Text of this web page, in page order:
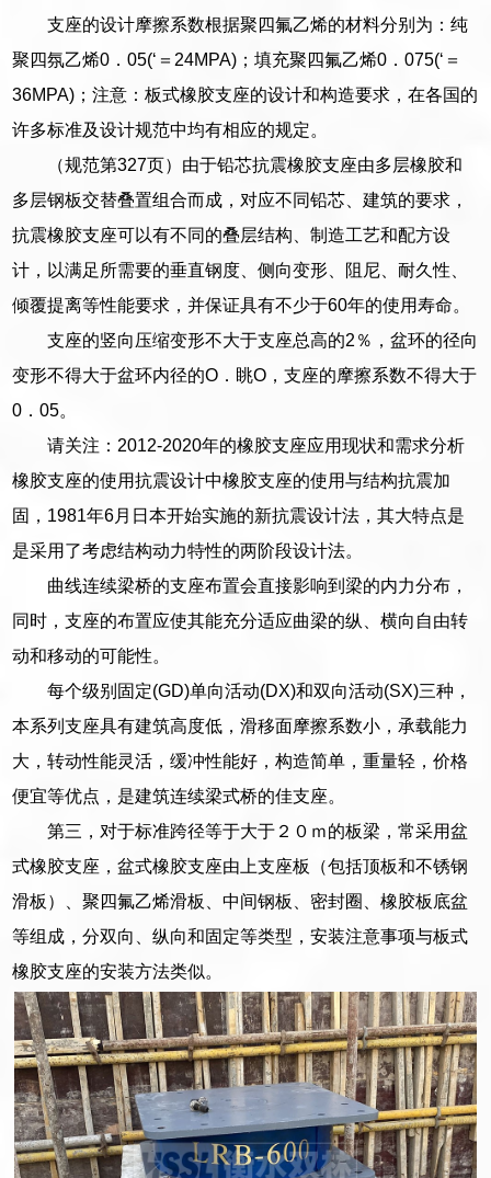
支座的设计摩擦系数根据聚四氟乙烯的材料分别为：纯
聚四氛乙烯0．05(‘＝24MPA)；填充聚四氟乙烯0．075(‘＝
36MPA)；注意：板式橡胶支座的设计和构造要求，在各国的
许多标准及设计规范中均有相应的规定。
（规范第327页）由于铅芯抗震橡胶支座由多层橡胶和
多层钢板交替叠置组合而成，对应不同铅芯、建筑的要求，
抗震橡胶支座可以有不同的叠层结构、制造工艺和配方设
计，以满足所需要的垂直钢度、侧向变形、阻尼、耐久性、
倾覆提离等性能要求，并保证具有不少于60年的使用寿命。
支座的竖向压缩变形不大于支座总高的2％，盆环的径向
变形不得大于盆环内径的O．眺O，支座的摩擦系数不得大于
0．05。
请关注：2012-2020年的橡胶支座应用现状和需求分析
橡胶支座的使用抗震设计中橡胶支座的使用与结构抗震加
固，1981年6月日本开始实施的新抗震设计法，其大特点是
是采用了考虑结构动力特性的两阶段设计法。
曲线连续梁桥的支座布置会直接影响到梁的内力分布，
同时，支座的布置应使其能充分适应曲梁的纵、横向自由转
动和移动的可能性。
每个级别固定(GD)单向活动(DX)和双向活动(SX)三种，
本系列支座具有建筑高度低，滑移面摩擦系数小，承载能力
大，转动性能灵活，缓冲性能好，构造简单，重量轻，价格
便宜等优点，是建筑连续梁式桥的佳支座。
第三，对于标准跨径等于大于２０ｍ的板梁，常采用盆
式橡胶支座，盆式橡胶支座由上支座板（包括顶板和不锈钢
滑板）、聚四氟乙烯滑板、中间钢板、密封圈、橡胶板底盆
等组成，分双向、纵向和固定等类型，安装注意事项与板式
橡胶支座的安装方法类似。